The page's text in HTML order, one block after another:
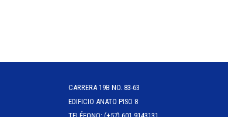
CARRERA 19B NO. 83-63
EDIFICIO ANATO PISO 8